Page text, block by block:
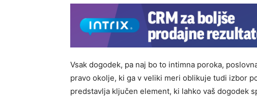
Vsak dogodek, pa naj bo to intimna poroka,
pravo okolje, ki ga v veliki meri oblikuje tudi izbor
predstavlja ključen element, ki lahko vaš dogodek